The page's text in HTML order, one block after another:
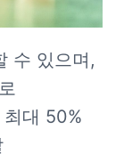
수 있으며,
대 50%